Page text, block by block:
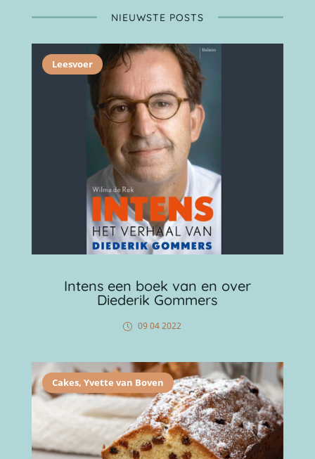
NIEUWSTE POSTS
Leesvoer
Intens een boek van en over
Diederik Gommers
09 04 2022
Cakes, Yvette van Boven